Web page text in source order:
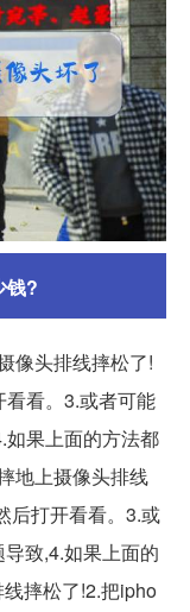
钱?
像头排线摔松了!
看。3.或者可能
果上面的方法都
地上摄像头排线
后打开看看。3.或
致,4.如果上面的
摔松了!2.把ipho